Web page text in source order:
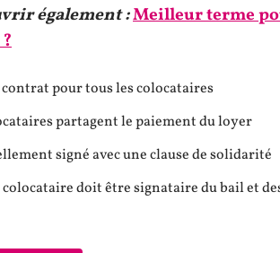
également :Meilleur terme
pour tous les colocataires
partagent le paiement du loyer
signé avec une clause de solidarité
colocataire doit être signataire du bail et